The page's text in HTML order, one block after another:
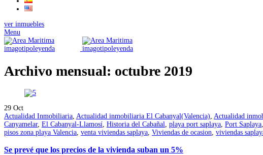
ver inmuebles
Menu
Archivo mensual: octubre 2019
29 Oct
Actualidad Inmobiliaria Actualidad inmobiliaria El Cabanyal(Valencia) Actualidad
Canyamelar, El Cabanyal-Llamosí Historia del Cabañal playa port saplaya Port Saplaya
pisos zona playa Valencia venta viviendas saplaya Viviendas de ocasion viviendas
Se prevé que los precios de la vivienda suban un 5%